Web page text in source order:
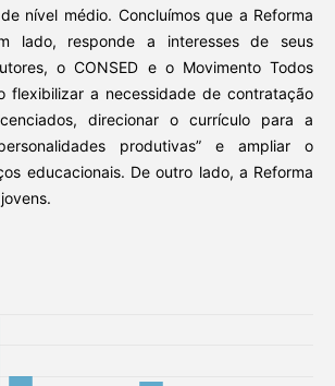
nível médio. Concluímos que a Reforma
lado, responde a interesses de seus
o CONSED e o Movimento Todos
flexibilizar a necessidade de contratação
direcionar o currículo para a
produtivas” e ampliar o
educacionais. De outro lado, a Reforma